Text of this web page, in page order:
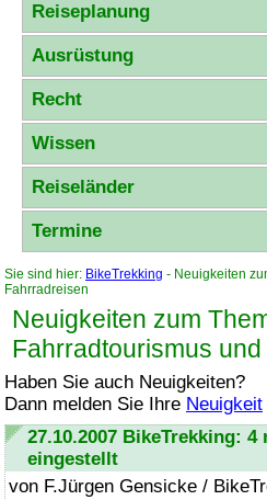
Reiseplanung
Ausrüstung
Recht
Wissen
Reiseländer
Termine
Sie sind hier: BikeTrekking - Neuigkeiten
Fahrradreisen
Neuigkeiten zum
Fahrradtourismus
Haben Sie auch Neuigkeiten?
Dann melden Sie Ihre Neuigkeit
27.10.2007 BikeTrekking: 4
eingestellt
von F.Jürgen Gensicke /